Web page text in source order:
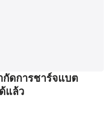
กัดการชาร์จแบต
แล้ว